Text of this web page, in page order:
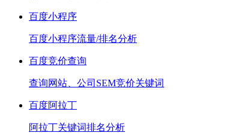
百度小程序
百度小程序流量/排名分析
百度竞价查询
查询网站、公司SEM竞价关键词
百度阿拉丁
阿拉丁关键词排名分析